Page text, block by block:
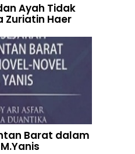
Ayah Tidak
Zuriatin Haer
Barat dalam